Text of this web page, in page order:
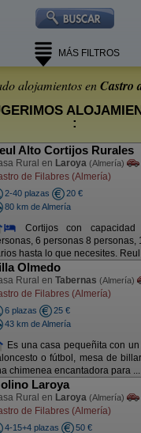
MÁS FILTROS
alojamientos enCastro
:
Alto Cortijos Rurales
Rural en Laroya (Almería)
de Filabres (Almería)
2-40 plazas
20 €
80 km de Almería
Cortijos con
6 personas 8 personas,
hasta lo que necesites. Reul
Olmedo
Rural en Tabernas (Almería)
de Filabres (Almería)
6 plazas
25 €
43 km de Almería
Es una casa pequeñita con
o fútbol, mesa de
chimenea encantadora para ...
Laroya
Rural en Laroya (Almería)
de Filabres (Almería)
4-15+4 plazas
50 €